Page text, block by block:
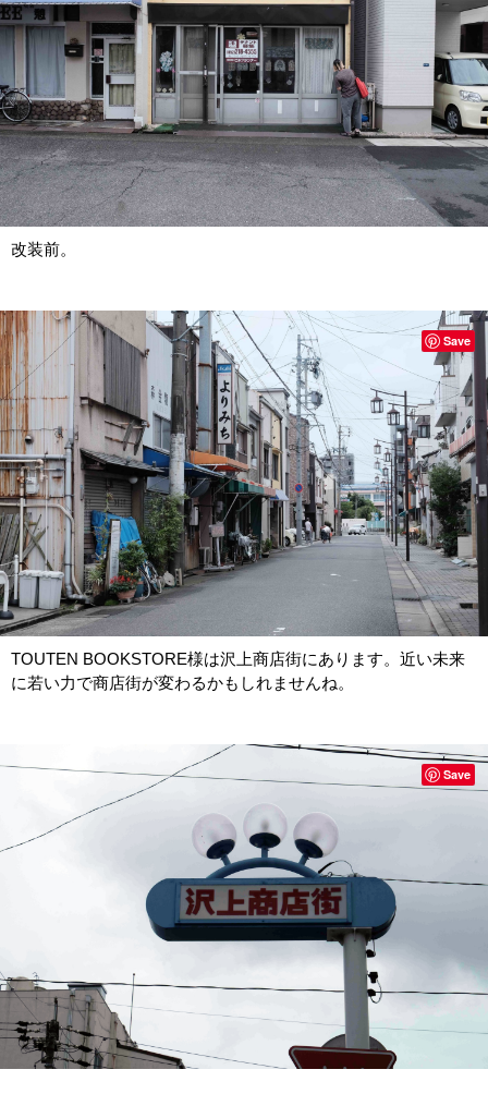
改装前。
TOUTEN BOOKSTORE様は沢上商店街にあります。近い未来
に若い力で商店街が変わるかもしれませんね。
Save
Save